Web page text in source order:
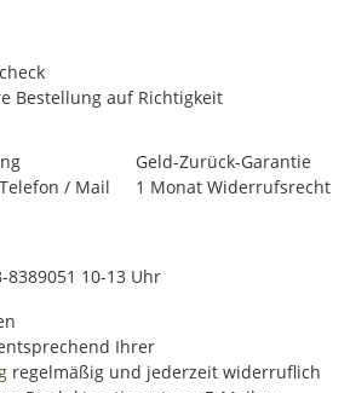
Bestellung auf Richtigkeit
/ Mail
Geld-Zurück-Garantie
1 Monat Widerrufsrecht
8389051 10-13 Uhr
Ihrer
regelmäßig und jederzeit widerruflich